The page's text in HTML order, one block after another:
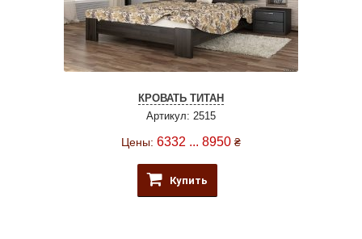
КРОВАТЬ ТИТАН
Артикул: 2515
Цены: 6332 ... 8950 ₴
Купить